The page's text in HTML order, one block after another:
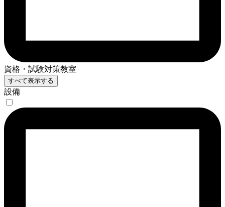
資格・試験対策教室
すべて表示する
設備